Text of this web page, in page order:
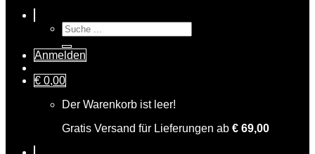
Suche
nach:
Anmelden
€ 0,00
Der Warenkorb ist leer!
Gratis Versand für Lieferungen ab € 69,00